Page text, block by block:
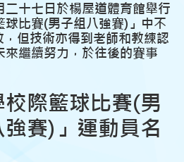
二十七日於楊屋道體育館舉行
球比賽(男子組八強賽)」中不
但技術亦得到老師和教練認
來繼續努力，於往後的賽事
校際籃球比賽(男
賽)」運動員名